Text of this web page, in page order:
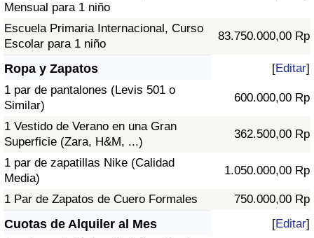
Mensual para 1 niño
Escuela Primaria Internacional, Curso
Escolar para 1 niño
83.750.000,00 Rp
Ropa y Zapatos [Editar]
1 par de pantalones (Levis 501 o
Similar)
600.000,00 Rp
1 Vestido de Verano en una Gran
Superficie (Zara, H&M, ...)
362.500,00 Rp
1 par de zapatillas Nike (Calidad
Media)
1.050.000,00 Rp
1 Par de Zapatos de Cuero Formales 750.000,00 Rp
Cuotas de Alquiler al Mes [Editar]